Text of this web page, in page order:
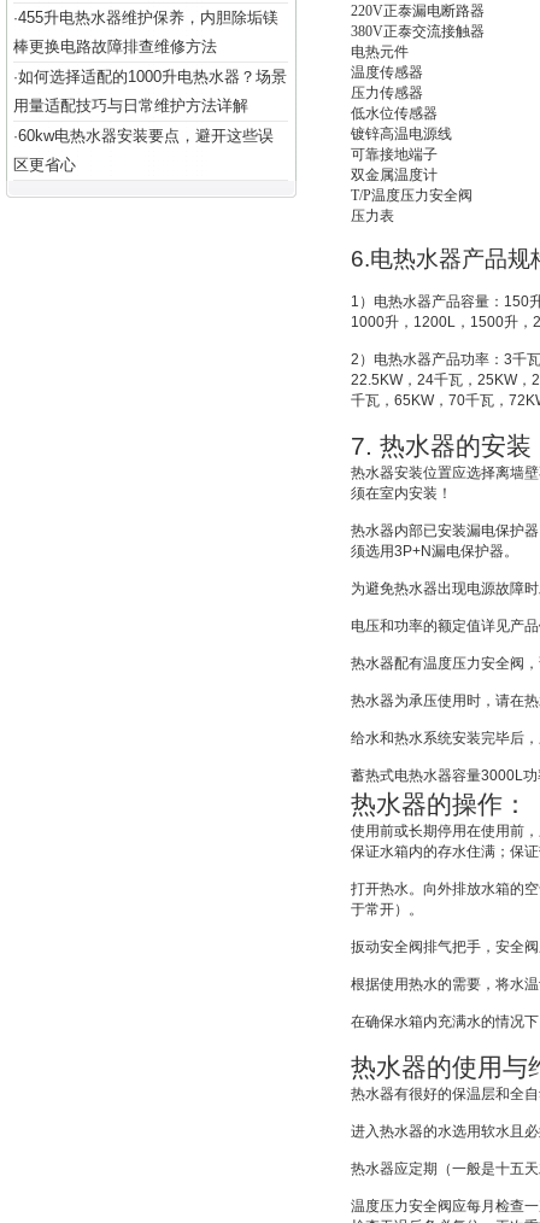
·455升电热水器维护保养，内胆除垢镁
棒更换电路故障排查维修方法
·如何选择适配的1000升电热水器？场景
用量适配技巧与日常维护方法详解
·60kw电热水器安装要点，避开这些误
区更省心
220V正泰漏电断路器
380V正泰交流接触器
电热元件
温度传感器
压力传感器
低水位传感器
镀锌高温电源线
可靠接地端子
双金属温度计
T/P温度压力安全阀
压力表
6.电热水器产品规
1 ）电热水器产品容量： 150
1000升 ， 1200L ， 1500升 ，
2 ）电热水器产品功率： 3千
22.5KW， 24千瓦， 25KW，
千瓦， 65KW， 70千瓦，
7. 热水器的安装
热水器安装位置应选择离墙
须在室内安装！
热水器内部已安装漏电保护
须选用3P+N漏电保护器。
为避免热水器出现电源故障
电压和功率的额定值详见产
热水器配有温度压力安全阀
热水器为承压使用时，请在
给水和热水系统安装完毕后
蓄热式电热水器容量3000L
热水器的操作：
使用前或长期停用在使用前
保证水箱内的存水住满；保
打开热水。向外排放水箱的
于常开）。
扳动安全阀排气把手，安全
根据使用热水的需要，将水
在确保水箱内充满水的情况
热水器的使用与
热水器有很好的保温层和全
进入热水器的水选用软水且
热水器应定期（一般是十五
温度压力安全阀应每月检查